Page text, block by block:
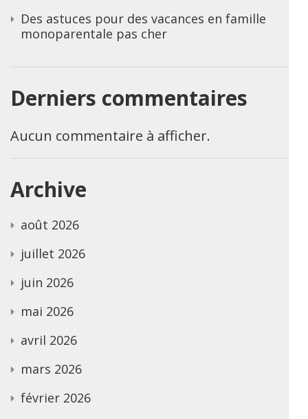
Des astuces pour des vacances en famille
monoparentale pas cher
Derniers commentaires
Aucun commentaire à afficher.
Archive
août 2026
juillet 2026
juin 2026
mai 2026
avril 2026
mars 2026
février 2026